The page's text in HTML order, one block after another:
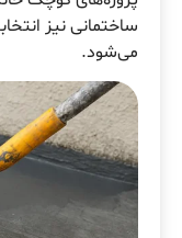
ساختمانی نیز
می‌شود.